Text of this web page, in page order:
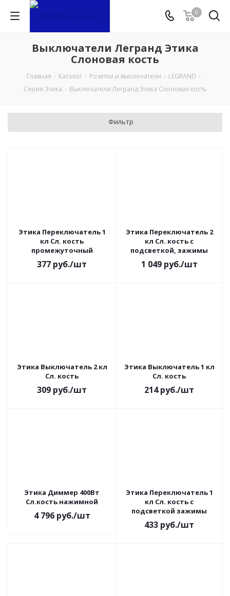
0
Выключатели Легранд Этика
Слоновая кость
Главная - Каталог - Розетки и выключатели - LEGRAND -
Серия Этика - Выключатели Легранд Этика Слоновая кость
Фильтр
Этика Переключатель 1
кл Сл. кость
промежуточный
377 руб./шт
Этика Переключатель 2
кл Сл. кость с
подсветкой, зажимы
1 049руб./шт
Этика Выключатель 2 кл
Сл. кость
309 руб./шт
Этика Выключатель 1 кл
Сл. кость
214руб./шт
Этика Диммер 400Вт
Сл.кость нажимной
4 796руб./шт
Этика Переключатель 1
кл Сл. кость с
подсветкой зажимы
433 руб./шт